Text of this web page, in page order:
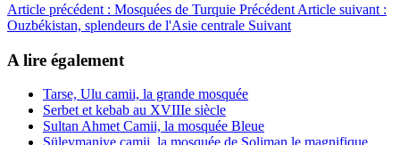
Article précédent : Mosquées de Turquie Précédent Article suivant :
Ouzbékistan, splendeurs de l'Asie centrale Suivant
A lire également
Tarse, Ulu camii, la grande mosquée
Serbet et kebab au XVIIIe siècle
Sultan Ahmet Camii, la mosquée Bleue